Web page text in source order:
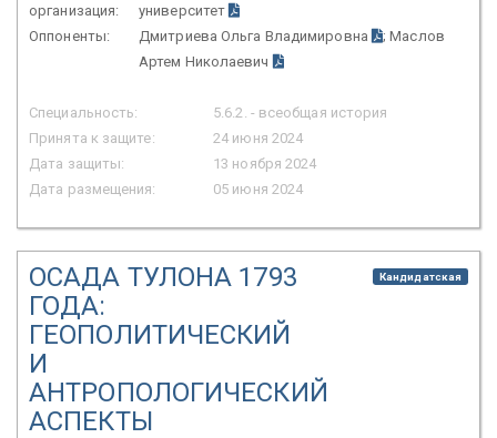
организация:
университет
Оппоненты:
Дмитриева Ольга Владимировна
; Маслов
Артем Николаевич
Специальность:
5.6.2. - всеобщая история
Принята к защите:
24 июня 2024
Дата защиты:
13 ноября 2024
Дата размещения:
05 июня 2024
ОСАДА ТУЛОНА 1793
ГОДА:
ГЕОПОЛИТИЧЕСКИЙ
И
АНТРОПОЛОГИЧЕСКИЙ
АСПЕКТЫ
Кандидатская